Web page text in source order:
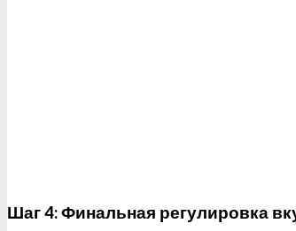
Шаг 4: Финальная регулировка